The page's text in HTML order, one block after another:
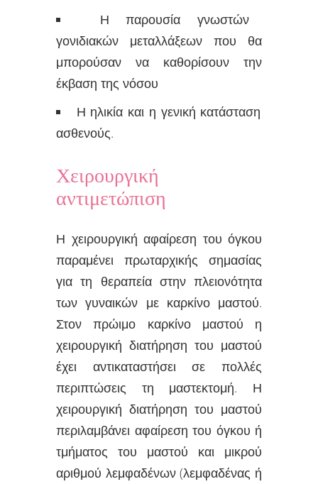
Η παρουσία γνωστών
γονιδιακών μεταλλάξεων που θα
μπορούσαν να καθορίσουν την
έκβαση της νόσου
Η ηλικία και η γενική κατάσταση
ασθενούς.
Χειρουργική
αντιμετώπιση
Η χειρουργική αφαίρεση του όγκου
παραμένει πρωταρχικής σημασίας
για τη θεραπεία στην πλειονότητα
των γυναικών με καρκίνο μαστού.
Στον πρώιμο καρκίνο μαστού η
χειρουργική διατήρηση του μαστού
έχει αντικαταστήσει σε πολλές
περιπτώσεις τη μαστεκτομή. Η
χειρουργική διατήρηση του μαστού
περιλαμβάνει αφαίρεση του όγκου ή
τμήματος του μαστού και μικρού
αριθμού λεμφαδένων (λεμφαδένας ή